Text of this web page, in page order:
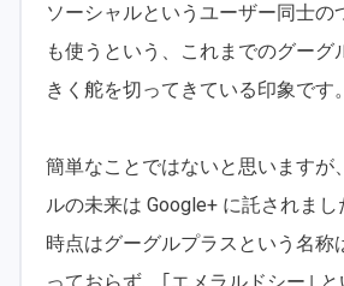
ソーシャルというユーザー同士の
も使うという、これまでのグーグ
きく舵を切ってきている印象です。
簡単なことではないと思いますが
ルの未来は Google+ に託されま
時点はグーグルプラスという名称